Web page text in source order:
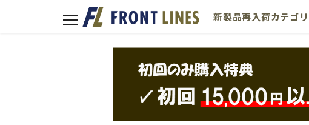
toggle
新製品再入荷カテゴリ